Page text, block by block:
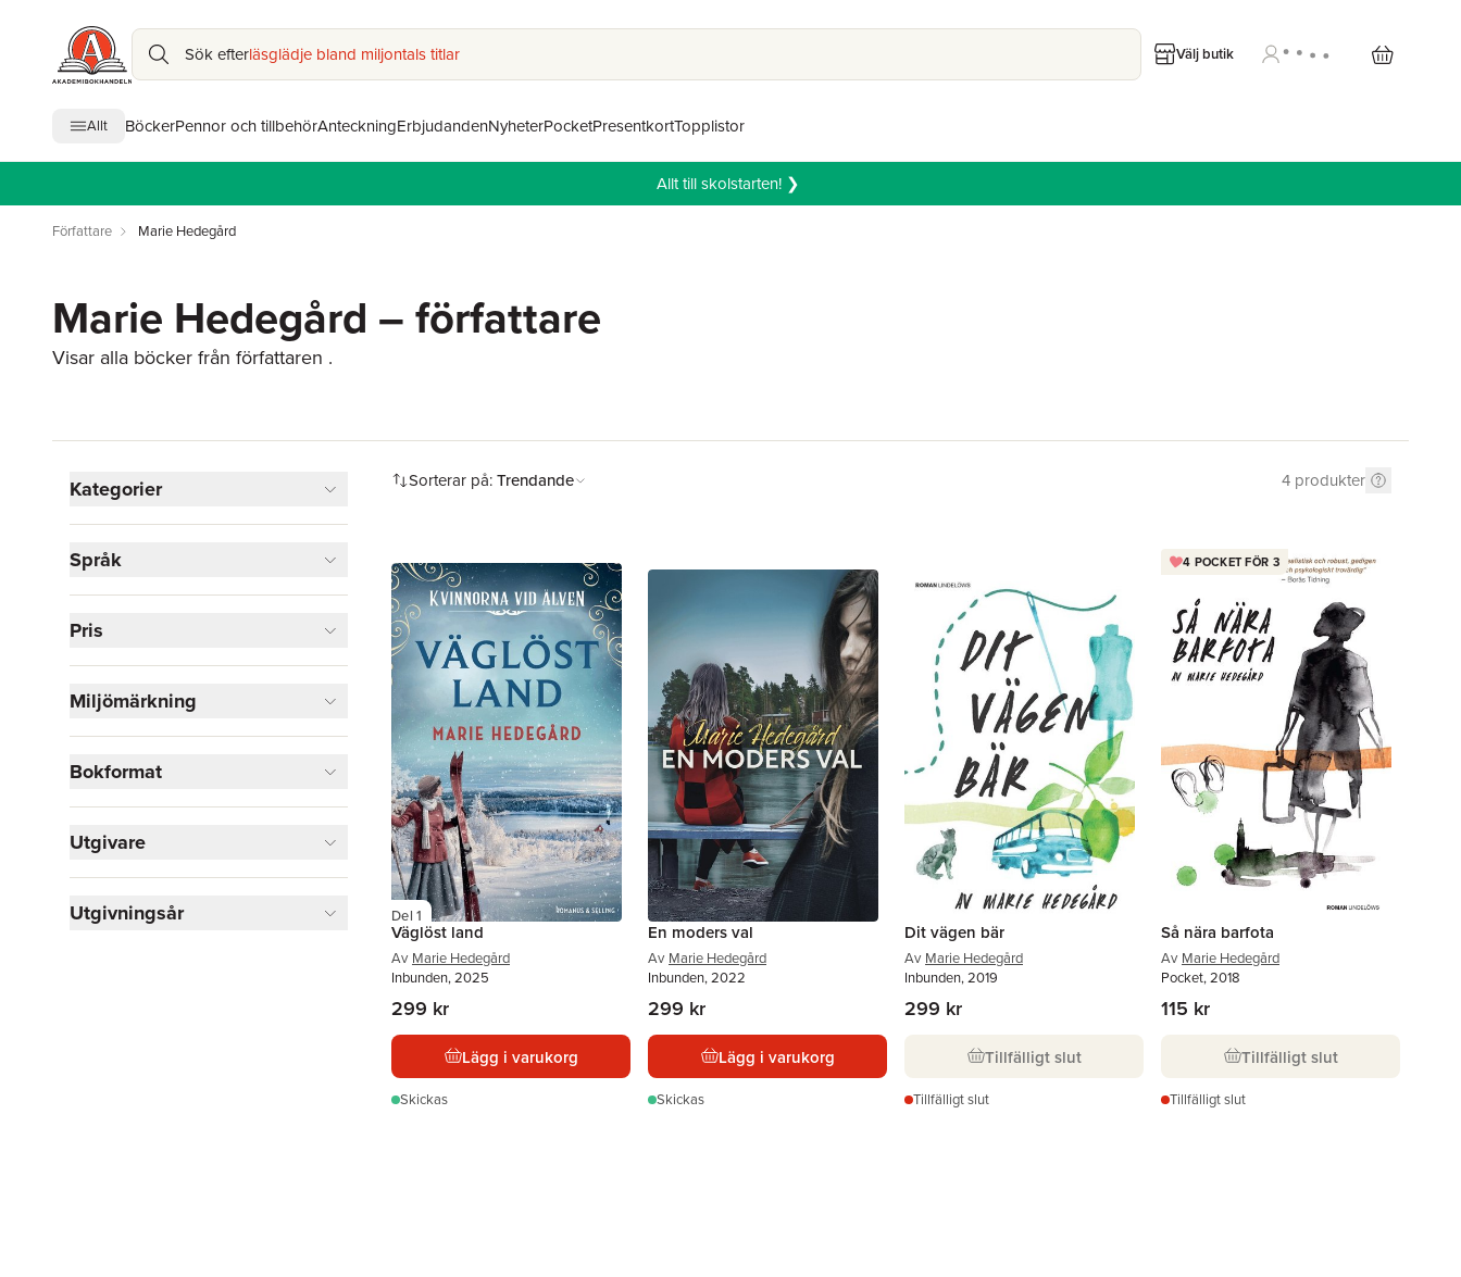
Sök efterläsglädje bland miljontals titlar Välj butik
Allt BöckerPennor och tillbehörAnteckningErbjudandenNyheterPocketPresentkortTopplistor
Allt till skolstarten! ❯
Författare Marie Hedegård
Marie Hedegård – författare
Visar alla böcker från författaren .
Kategorier
Skönlitteratur
4
Visa fler
Språk
Pris
Miljömärkning
Bokformat
Utgivare
Utgivningsår
Sorterar på:Trendande 4 produkter
Del 1
Väglöst land
Av Marie Hedegård
Inbunden, 2025
299 kr
Lägg i varukorg
Skickas
En moders val
Av Marie Hedegård
Inbunden, 2022
299 kr
Lägg i varukorg
Skickas
Dit vägen bär
Av Marie Hedegård
Inbunden, 2019
299 kr
Tillfälligt slut
Tillfälligt slut
4 POCKET FÖR 3
Så nära barfota
Av Marie Hedegård
Pocket, 2018
115 kr
Tillfälligt slut
Tillfälligt slut